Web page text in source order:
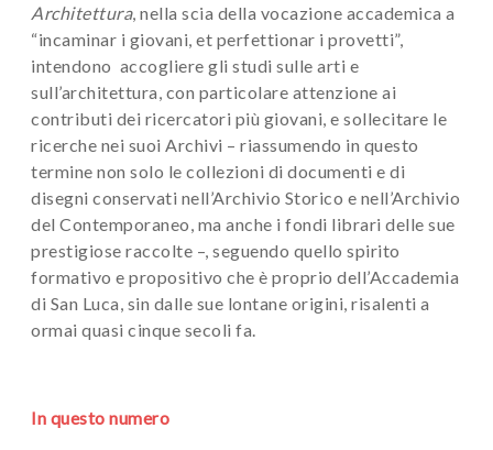
Architettura, nella scia della vocazione accademica a
“incaminar i giovani, et perfettionar i provetti”,
intendono accogliere gli studi sulle arti e
sull’architettura, con particolare attenzione ai
contributi dei ricercatori più giovani, e sollecitare le
ricerche nei suoi Archivi – riassumendo in questo
termine non solo le collezioni di documenti e di
disegni conservati nell’Archivio Storico e nell’Archivio
del Contemporaneo, ma anche i fondi librari delle sue
prestigiose raccolte –, seguendo quello spirito
formativo e propositivo che è proprio dell’Accademia
di San Luca, sin dalle sue lontane origini, risalenti a
ormai quasi cinque secoli fa.
In questo numero